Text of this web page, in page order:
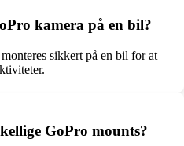
kamera på en bil?
sikkert på en bil for at
GoPro mounts?